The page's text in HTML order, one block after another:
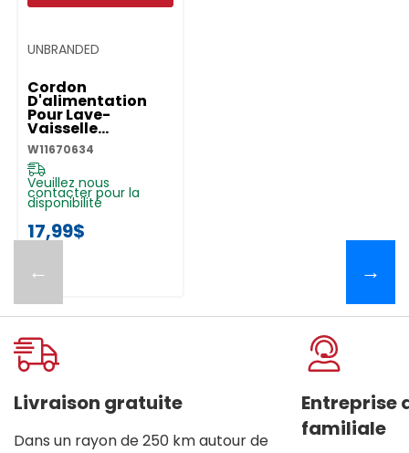
←
UNBRANDED
Cordon
D'alimentation
Pour Lave-
Vaisselle
W11670634
W11670634
Veuillez nous
contacter pour la
disponibilité
17,99$
→
Livraison gratuite
Dans un rayon de 250 km autour de
Entreprise
familiale